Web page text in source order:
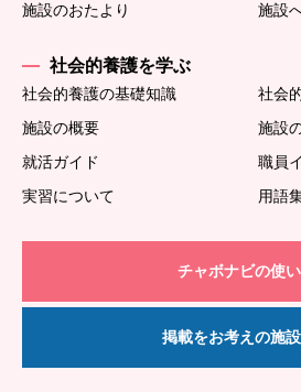
施設のおたより
施設
社会的養護を学ぶ
社会的養護の基礎知識
社会
施設の概要
施設
就活ガイド
職員
実習について
用語
チャボナビの使
掲載をお考えの施